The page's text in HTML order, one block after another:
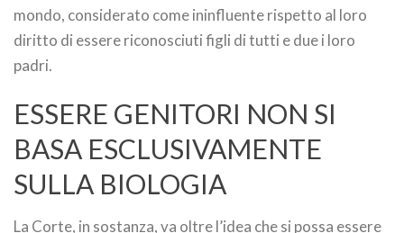
mondo, considerato come ininfluente rispetto al loro
diritto di essere riconosciuti figli di tutti e due i loro
padri.
ESSERE GENITORI NON SI
BASA ESCLUSIVAMENTE
SULLA BIOLOGIA
La Corte, in sostanza, va oltre l’idea che si possa essere